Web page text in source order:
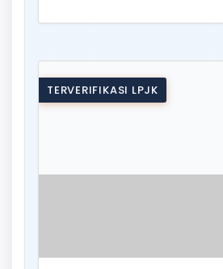
TERVERIFIKASI LPJK